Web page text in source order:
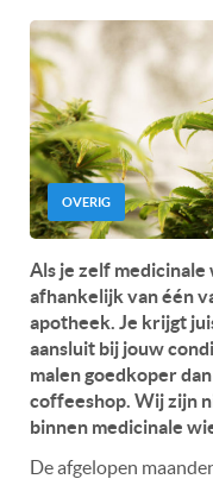
OVERIG
Als je zelf
afhankelijk van één
apotheek. Je krijgt
aansluit bij jouw
malen goedkoper
coffeeshop. Wij zijn
binnen medicinale
De afgelopen